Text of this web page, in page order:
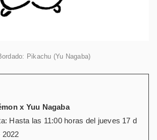
Pikachu (Yu Nagaba)
x Yuu Nagaba
Hasta las 11:00 horas del jueves 17 d
2022